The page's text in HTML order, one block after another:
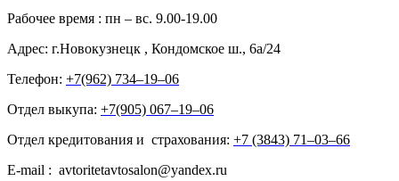
Рабочее время : пн – вс. 9.00-19.00
Адрес: г.Новокузнецк , Кондомское ш., 6а/24
Телефон: +7(962) 734‒19‒06
Отдел выкупа: +7(905) 067‒19‒06
Отдел кредитования и страхования: +7 (3843) 71‒03‒66
E-mail : avtoritetavtosalon@yandex.ru